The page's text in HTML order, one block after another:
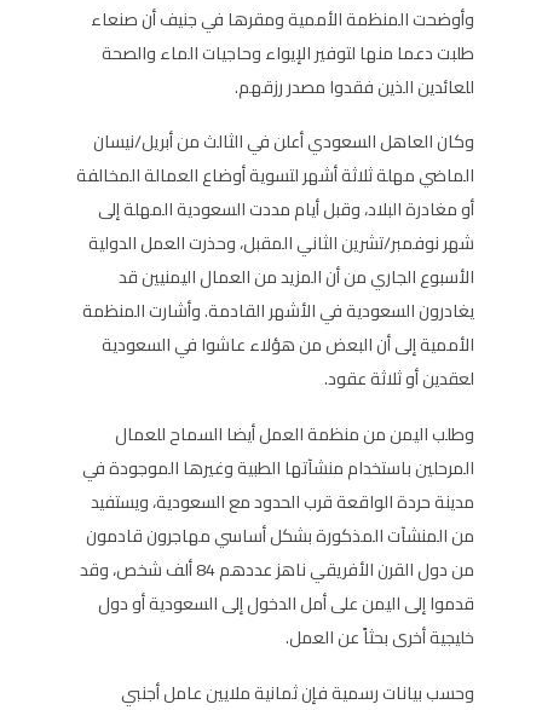
وأوضحت المنظمة الأممية ومقرها في جنيف أن صنعاء
طلبت دعما منها لتوفير الإيواء وحاجيات الماء والصحة
للعائدين الذين فقدوا مصدر رزقهم.
وكان العاهل السعودي أعلن في الثالث من أبريل/نيسان
الماضي مهلة ثلاثة أشهر لتسوية أوضاع العمالة المخالفة
أو مغادرة البلاد، وقبل أيام مددت السعودية المهلة إلى
شهر نوفمبر/تشرين الثاني المقبل، وحذرت العمل الدولية
الأسبوع الجاري من أن المزيد من العمال اليمنيين قد
يغادرون السعودية في الأشهر القادمة. وأشارت المنظمة
الأممية إلى أن البعض من هؤلاء عاشوا في السعودية
لعقدين أو ثلاثة عقود.
وطلب اليمن من منظمة العمل أيضا السماح للعمال
المرحلين باستخدام منشآتها الطبية وغيرها الموجودة في
مدينة حردة الواقعة قرب الحدود مع السعودية، ويستفيد
من المنشآت المذكورة بشكل أساسي مهاجرون قادمون
من دول القرن الأفريقي ناهز عددهم 84 ألف شخص، وقد
قدموا إلى اليمن على أمل الدخول إلى السعودية أو دول
خليجية أخرى بحثاً عن العمل.
وحسب بيانات رسمية فإن ثمانية ملايين عامل أجنبي